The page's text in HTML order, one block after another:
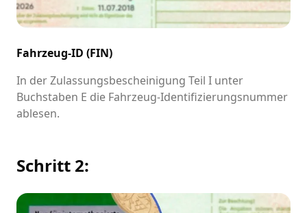
Fahrzeug-ID (FIN)
In der Zulassungsbescheinigung Teil I unter
Buchstaben E die Fahrzeug-Identifizierungsnummer
ablesen.
Schritt 2: